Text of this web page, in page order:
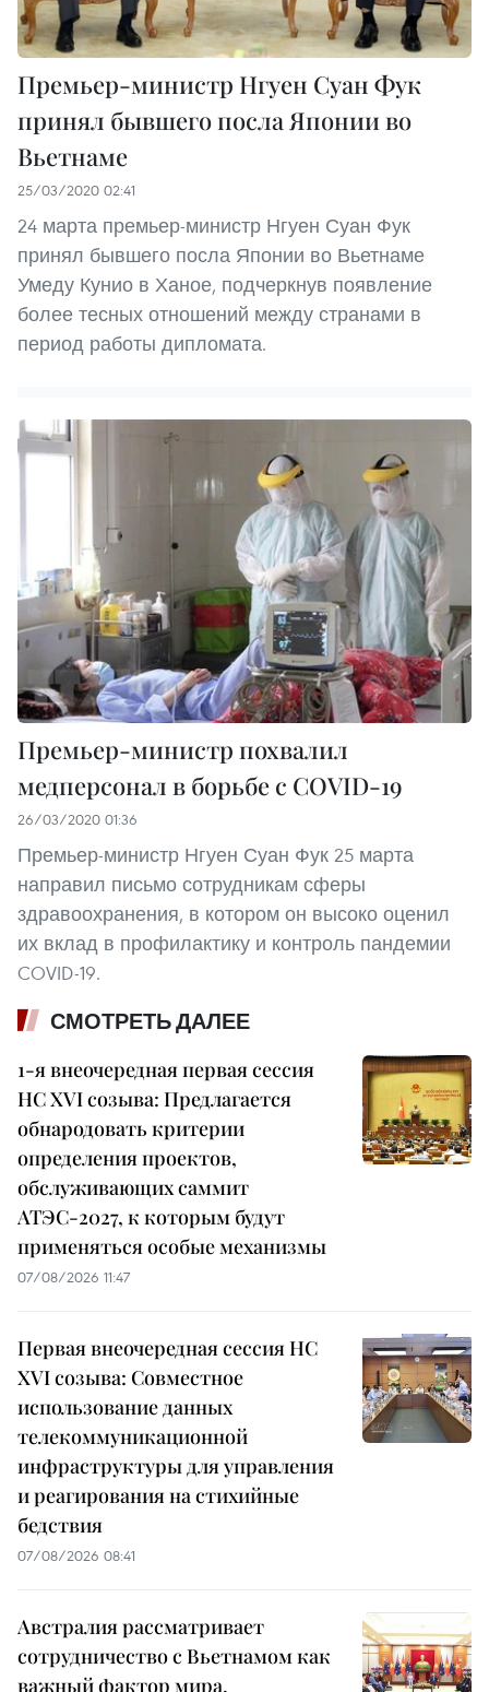
Премьер-министр Нгуен Суан Фук
принял бывшего посла Японии во
Вьетнаме
25/03/2020 02:41
24 марта премьер-министр Нгуен Суан Фук
принял бывшего посла Японии во Вьетнаме
Умеду Кунио в Ханое, подчеркнув появление
более тесных отношений между странами в
период работы дипломата.
Премьер-министр похвалил
медперсонал в борьбе с COVID-19
26/03/2020 01:36
Премьер-министр Нгуен Суан Фук 25 марта
направил письмо сотрудникам сферы
здравоохранения, в котором он высоко оценил
их вклад в профилактику и контроль пандемии
COVID-19.
СМОТРЕТЬ ДАЛЕЕ
1-я внеочередная первая сессия
НС XVI созыва: Предлагается
обнародовать критерии
определения проектов,
обслуживающих саммит
АТЭС-2027, к которым будут
применяться особые механизмы
07/08/2026 11:47
Первая внеочередная сессия НС
XVI созыва: Совместное
использование данных
телекоммуникационной
инфраструктуры для управления
и реагирования на стихийные
бедствия
07/08/2026 08:41
Австралия рассматривает
сотрудничество с Вьетнамом как
важный фактор мира,